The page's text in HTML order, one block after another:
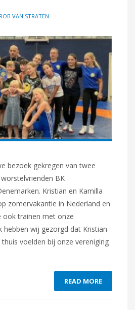
ROB VAN STRATEN
bezoek gekregen van twee
BK
Kristian en Kamilla
zomervakantie in Nederland en
ook trainen met onze
hebben wij gezorgd dat Kristian
voelden bij onze vereniging
READ MORE